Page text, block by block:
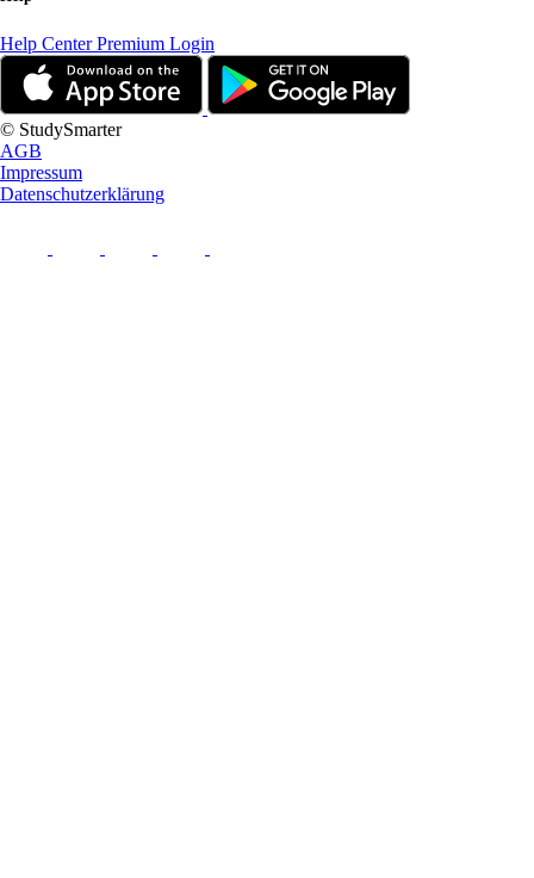
Help CenterPremium Login
© StudySmarter
AGB
Impressum
Datenschutzerklärung